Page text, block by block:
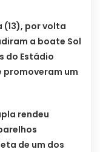
por volta
a boate Sol
do Estádio
promoveram um
rendeu
de um dos